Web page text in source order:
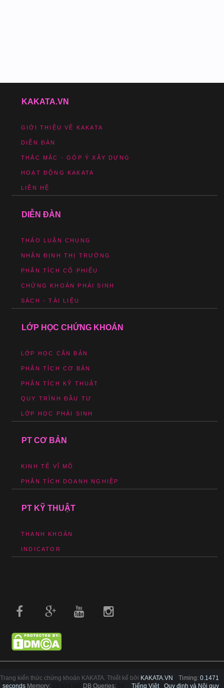
KAKATA.VN
GIỚI THIỆU VỀ KAKATA
DIỄN ĐÀN
THẮC MẮC - GÓP Ý XÂY DỰNG
HOẠT ĐỘNG KAKATA
LIÊN HỆ
DIỄN ĐÀN
THẢO LUẬN CHUNG
NHẬN ĐỊNH THỊ TRƯỜNG
PHÂN TÍCH CỔ PHIẾU
CHỨNG KHOÁN PHÁI SINH
SÁCH - TÀI LIỆU
LỚP HỌC CHỨNG KHOÁN
LỚP HỌC CĂN BẢN
PHÂN TÍCH CƠ BẢN
PHÂN TÍCH KỸ THUẬT
QUY TRÌNH ĐẦU TƯ
LỚP HỌC PHÁI SINH
PT CƠ BẢN
KINH TẾ VĨ MÔ
PHÂN TÍCH DOANH NGHIỆP
PT KỸ THUẬT
THANH KHOẢN
INDICATOR
Trang kiến thức chứng khoán KAKATA. Thiết kế bởi KAKATA.VN
Tiếng Việt
Quy định và Nội quy
Timing: 0.1471
seconds Memory: DB Queries: